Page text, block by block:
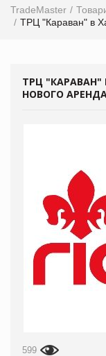
TradeMaster
ТРЦ "Караван" в
ТРЦ "КАРАВАН"
НОВОГО
599